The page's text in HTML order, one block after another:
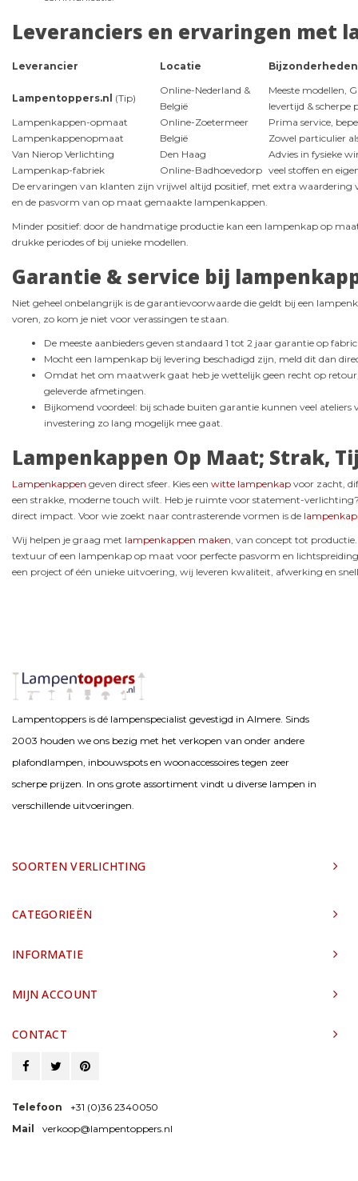
Leveranciers en ervaringen met
Leverancier Locatie Bijzonderheden
Lampentoppers.nl (Tip)
Online-Nederland &
België
Meeste modellen,
levertijd & scherpe
Lampenkappen-opmaat
Online-Zoetermeer
Prima service,
Lampenkappenopmaat
België
Zowel particulier
Van Nierop Verlichting
Den Haag
Advies in fysieke
Lampenkap-fabriek
Online-Badhoevedorp veel stoffen en
De ervaringen van klanten zijn vrijwel altijd positief, met extra waardering
en de pasvorm van op maat gemaakte lampenkappen.
Minder positief: door de handmatige productie kan een lampenkap op
drukke periodes of bij unieke modellen.
Garantie & service bij
Niet geheel onbelangrijk is de garantievoorwaarde die geldt bij een
voren, zo kom je niet voor verassingen te staan.
De meeste aanbieders geven standaard 1 tot 2 jaar garantie op
Mocht een lampenkap bij levering beschadigd zijn, meld dit dan
Omdat het om maatwerk gaat heb je wettelijk geen recht op
geleverde afmetingen.
Bijkomend voordeel: bij schade buiten garantie kunnen veel ateliers
investering zo lang mogelijk mee gaat.
Lampenkappen Op Maat; Strak,
Lampenkappen geven direct sfeer. Kies een witte lampenkap voor zacht,
een strakke, moderne touch wilt. Heb je ruimte voor statement-
direct impact. Voor wie zoekt naar contrasterende vormen is de
Wij helpen je graag met lampenkappen maken, van concept tot
textuur of een lampenkap op maat voor perfecte pasvorm en
een project of één unieke uitvoering, wij leveren kwaliteit, afwerking en
Lampentoppers is dé lampenspecialist gevestigd in Almere. Sinds
2003 houden we ons bezig met het verkopen van onder andere
plafondlampen, inbouwspots en woonaccessoires tegen zeer
scherpe prijzen. In ons grote assortiment vindt u diverse lampen in
verschillende uitvoeringen.
SOORTEN VERLICHTING
CATEGORIEËN
INFORMATIE
MIJN ACCOUNT
CONTACT
Telefoon
+31 (0)36 2340050
Mail
verkoop@lampentoppers.nl